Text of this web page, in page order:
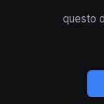
questo